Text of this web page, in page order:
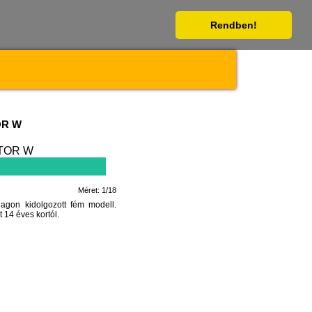
Rendben!
W
Méret: 1/18
kidolgozott fém modell.
14 éves kortól.